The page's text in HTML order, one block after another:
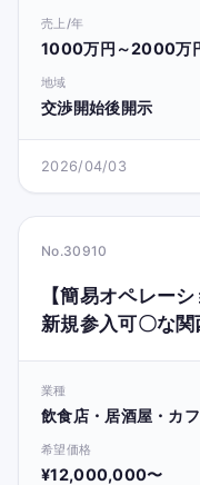
売上/年
1000万円～2000万
地域
交渉開始後開示
2026/04/03
No.30910
【簡易オペレー
新規参入可〇な
業種
飲食店・居酒屋・カ
希望価格
¥12,000,000〜